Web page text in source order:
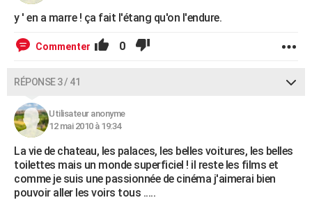
y ' en a marre ! ça fait l'étang qu'on l'endure.
Commenter 0
RÉPONSE 3 / 41
Utilisateur anonyme
12 mai 2010 à 19:34
La vie de chateau, les palaces, les belles voitures, les belles
toilettes mais un monde superficiel ! il reste les films et
comme je suis une passionnée de cinéma j'aimerai bien
pouvoir aller les voirs tous .....